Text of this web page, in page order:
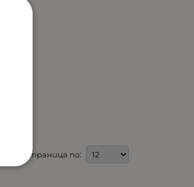
На страница по: